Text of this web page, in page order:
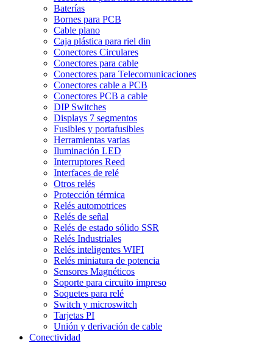
Baterías
Bornes para PCB
Cable plano
Caja plástica para riel din
Conectores Circulares
Conectores para cable
Conectores para Telecomunicaciones
Conectores cable a PCB
Conectores PCB a cable
DIP Switches
Displays 7 segmentos
Fusibles y portafusibles
Herramientas varias
Iluminación LED
Interruptores Reed
Interfaces de relé
Otros relés
Protección térmica
Relés automotrices
Relés de señal
Relés de estado sólido SSR
Relés Industriales
Relés inteligentes WIFI
Relés miniatura de potencia
Sensores Magnéticos
Soporte para circuito impreso
Soquetes para relé
Switch y microswitch
Tarjetas PI
Unión y derivación de cable
Conectividad